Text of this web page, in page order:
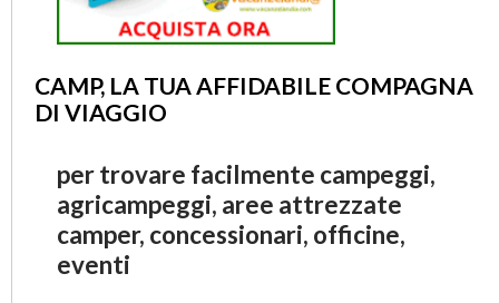
CAMP, LA TUA AFFIDABILE COMPAGNA
DI VIAGGIO
per trovare facilmente campeggi,
agricampeggi, aree attrezzate
camper, concessionari, officine,
eventi